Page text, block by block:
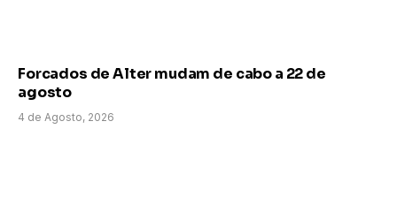
Forcados de Alter mudam de cabo a 22 de
agosto
4 de Agosto, 2026